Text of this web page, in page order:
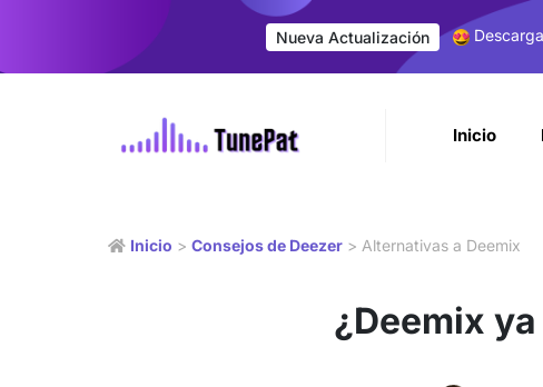
Nueva Actualización
Inicio
Inicio > Consejos de Deezer > Alternativas a Deemix
¿Deemix